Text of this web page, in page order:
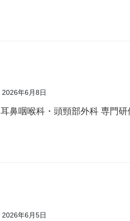
2026年6月8日
耳鼻咽喉科・頭頸部外科 専門研
2026年6月5日